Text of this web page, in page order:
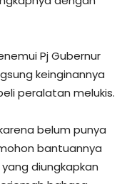
Pj Gubernur
keinginannya
peralatan melukis.
belum punya
bantuannya
diungkapkan